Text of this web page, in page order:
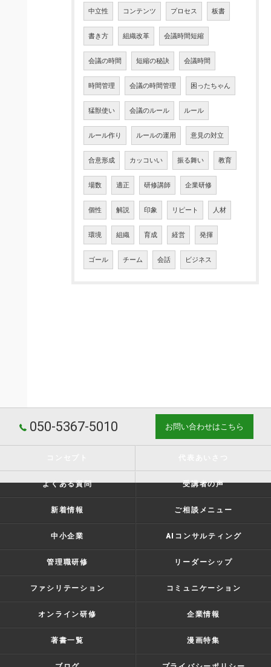
中立性 コンテンツ プロセス 板書
書き方 組織改革 会議時間短縮
会議の時間 短縮の秘訣 会議時間
時間管理 会議の時間管理 困ったちゃん
猛獣使い 会議のルール ルール
ルール作り ルールの運用 意見の対立
合意形成 カッコいい 振る舞い 教育
場数 適正 研修講師 企業研修
個性 解説 印象 リピート 人材
環境 組織 育成 経営 発揮
ゴール チーム 会話 ビジネス
050-5367-5010 お問い合わせはこちら
よくある質問 受講者の声
新着情報 ご相談メニュー
中小企業 AIコンサルティング
管理職研修 リーダーシップ
ファシリテーション コミュニケーション
オンライン研修 企業情報
著書一覧 漫画特集